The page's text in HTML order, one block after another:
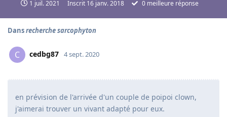
1 juil. 2021 Inscrit 16 janv. 2018 0 meilleure réponse
Dansrecherche sarcophyton
C cedbg87 4 sept. 2020
en prévision de l'arrivée d'un couple de poipoi clown,
j'aimerai trouver un vivant adapté pour eux.